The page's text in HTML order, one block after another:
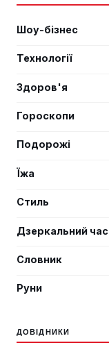
Шоу-бізнес
Технології
Здоров'я
Гороскопи
Подорожі
Їжа
Стиль
Дзеркальний час
Словник
Руни
ДОВІДНИКИ